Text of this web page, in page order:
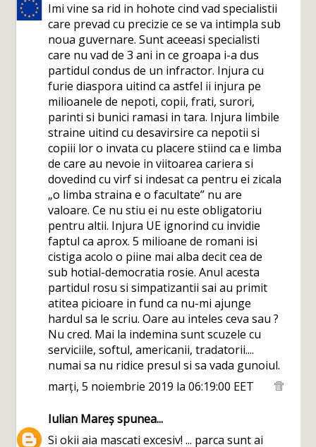
Imi vine sa rid in hohote cind vad specialistii
care prevad cu precizie ce se va intimpla sub
noua guvernare. Sunt aceeasi specialisti
care nu vad de 3 ani in ce groapa i-a dus
partidul condus de un infractor. Injura cu
furie diaspora uitind ca astfel ii injura pe
milioanele de nepoti, copii, frati, surori,
parinti si bunici ramasi in tara. Injura limbile
straine uitind cu desavirsire ca nepotii si
copiii lor o invata cu placere stiind ca e limba
de care au nevoie in viitoarea cariera si
dovedind cu virf si indesat ca pentru ei zicala
„o limba straina e o facultate” nu are
valoare. Ce nu stiu ei nu este obligatoriu
pentru altii. Injura UE ignorind cu invidie
faptul ca aprox. 5 milioane de romani isi
cistiga acolo o piine mai alba decit cea de
sub hotial-democratia rosie. Anul acesta
partidul rosu si simpatizantii sai au primit
atitea picioare in fund ca nu-mi ajunge
hardul sa le scriu. Oare au inteles ceva sau ?
Nu cred. Mai la indemina sunt scuzele cu
serviciile, softul, americanii, tradatorii....
numai sa nu ridice presul si sa vada gunoiul.
marți, 5 noiembrie 2019 la 06:19:00 EET
Iulian Mareșspunea...
Si okii aia mascati excesiv! ... parca sunt ai